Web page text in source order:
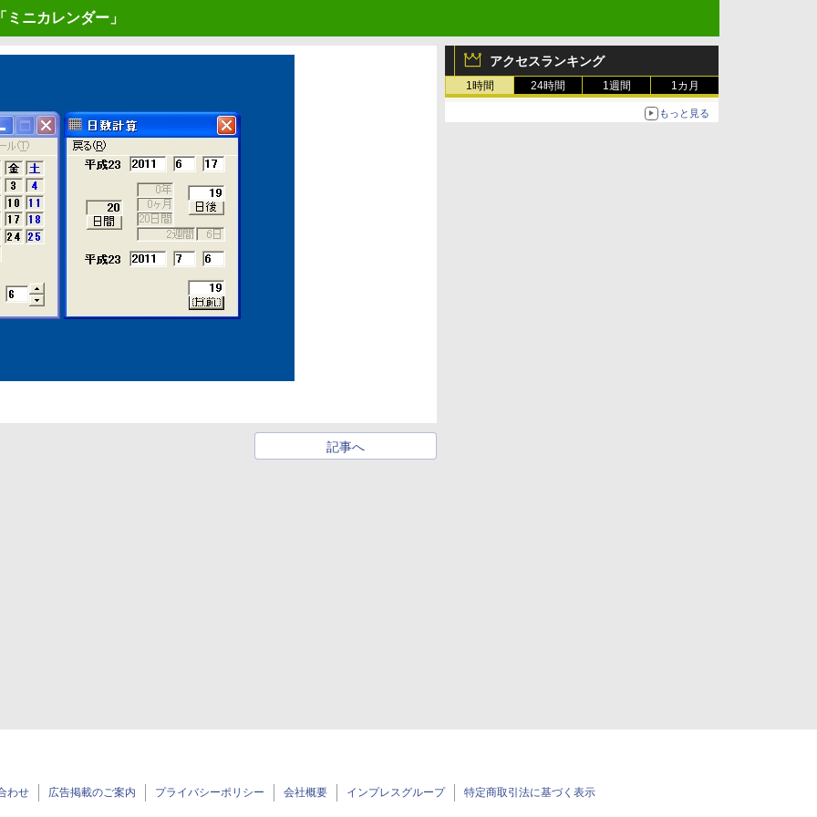
ニカレンダー」
アクセスランキング
1時間 24時間 1週間 1カ月
もっと見る
記事へ
わせ 広告掲載のご案内 プライバシーポリシー 会社概要 インプレスグループ 特定商取引法に基づく表示